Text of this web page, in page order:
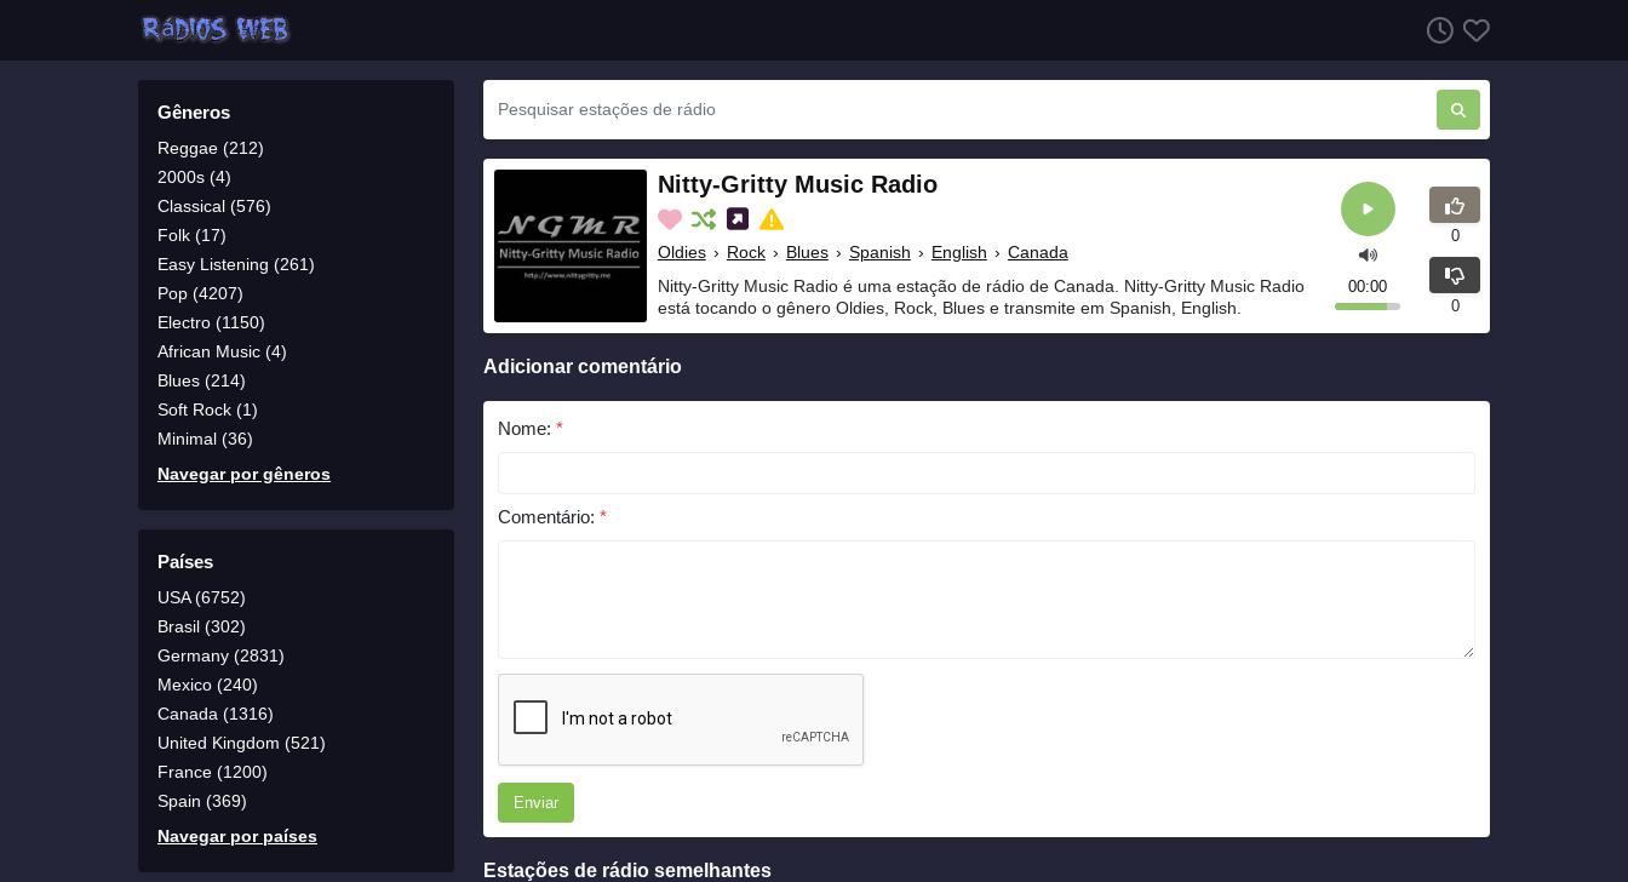
Gêneros
Reggae (212)
2000s (4)
Classical (576)
Folk (17)
Easy Listening (261)
Pop (4207)
Electro (1150)
African Music (4)
Blues (214)
Soft Rock (1)
Minimal (36)
Navegar por gêneros
Países
USA (6752)
Brasil (302)
Germany (2831)
Mexico (240)
Canada (1316)
United Kingdom (521)
France (1200)
Spain (369)
Navegar por países
Nitty-Gritty Music Radio
Oldies › Rock › Blues › Spanish › English › Canada
Nitty-Gritty Music Radio é uma estação de rádio de Canada. Nitty-Gritty Music Radio
está tocando o gênero Oldies, Rock, Blues e transmite em Spanish, English.
00:00
0
0
Adicionar comentário
Nome: *
Comentário: *
Enviar
Estações de rádio semelhantes